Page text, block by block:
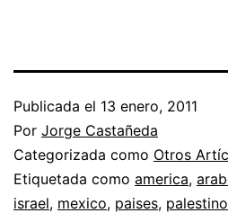
Publicada el 13 enero, 2011
Por Jorge Castañeda
Categorizada como Otros
Etiquetada como america,
israel, mexico, paises, palestino